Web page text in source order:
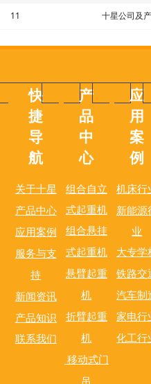
11 十星公司及
快
捷
导
航
关于十星
产品中心
应用案例
服务与支
持
新闻资讯
产品知识
联系我们
产
品
中
心
组合自立
式起重机
组合悬挂
式起重机
悬臂起重
机
折臂起重
机
移动式门
吊
应
用
案
例
机床行
新能源
业
大专学
铁路交
汽车制
家电行
化工行